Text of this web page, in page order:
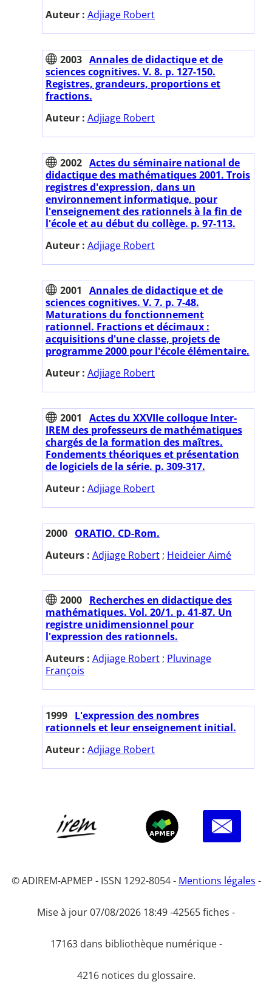
Auteur : Adjiage Robert
2003 Annales de didactique et de
sciences cognitives. V. 8. p. 127-150.
Registres, grandeurs, proportions et
fractions.
Auteur : Adjiage Robert
2002 Actes du séminaire national de
didactique des mathématiques 2001. Trois
registres d'expression, dans un
environnement informatique, pour
l'enseignement des rationnels à la fin de
l'école et au début du collège. p. 97-113.
Auteur : Adjiage Robert
2001
Annales de didactique et de
sciences cognitives. V. 7. p. 7-48.
Maturations du fonctionnement
rationnel. Fractions et décimaux :
acquisitions d'une classe, projets de
programme 2000 pour l'école élémentaire.
Auteur : Adjiage Robert
2001
Actes du XXVIIe colloque Inter-
IREM des professeurs de mathématiques
chargés de la formation des maîtres.
Fondements théoriques et présentation
de logiciels de la série. p. 309-317.
Auteur : Adjiage Robert
2000 ORATIO. CD-Rom.
Auteurs : Adjiage Robert ; Heideier Aimé
2000 Recherches en didactique des
mathématiques. Vol. 20/1. p. 41-87. Un
registre unidimensionnel pour
l'expression des rationnels.
Auteurs : Adjiage Robert ; Pluvinage
François
1999 L'expression des nombres
rationnels et leur enseignement initial.
Auteur : Adjiage Robert
© ADIREM-APMEP - ISSN 1292-8054 - Mentions légales -
Mise à jour 07/08/2026 18:49 -42565 fiches -
17163 dans bibliothèque numérique -
4216 notices du glossaire.